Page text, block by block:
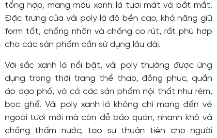
tổng hợp, mang màu xanh lá tươi mát và bắt mắt.
Đặc trưng của vải poly là độ bền cao, khả năng giữ
form tốt, chống nhăn và chống co rút, rất phù hợp
cho các sản phẩm cần sử dụng lâu dài.
Với sắc xanh lá nổi bật, vải poly thường được ứng
dụng trong thời trang thể thao, đồng phục, quần
áo dạo phố, và cả các sản phẩm nội thất như rèm,
bọc ghế. Vải poly xanh lá không chỉ mang đến vẻ
ngoài tươi mới mà còn dễ bảo quản, nhanh khô và
chống thấm nước, tạo sự thuận tiện cho người